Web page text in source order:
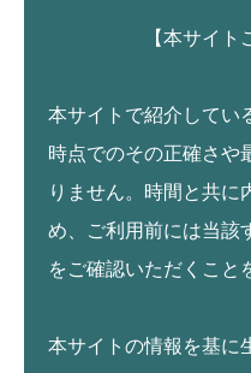
【本サイト
本サイトで紹介してい
時点でのその正確さや
りません。時間と共に
め、ご利用前には当該
をご確認いただくこと
本サイトの情報を基に